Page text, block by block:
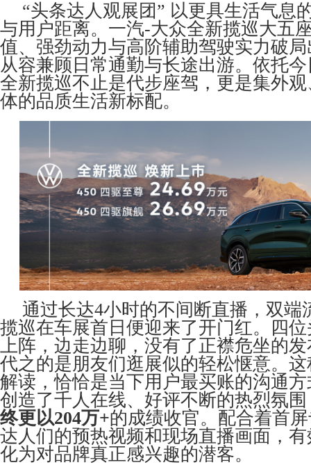
“头条达人观展团” 以更具生活气息
与用户距离。一汽-大众全新揽巡大五
值、强劲动力与高阶辅助驾驶实力破
从容兼顾日常通勤与长途出游。依托
全新揽巡不止是代步座驾，更是集外
体的品质生活新标配。
通过长达4小时的不间断直播，双端
揽巡在车展首日便迎来了开门红。四
上阵，边走边聊，没有了正襟危坐的
代之的是朋友们逛展似的轻松惬意。
解读，恰恰是当下用户最买账的沟通
创造了千人在线、好评不断的热烈氛
终更以204万+的成绩收官。配合着首
达人们的预热视频和现场直播画面，
化为对品牌真正感兴趣的潜客。